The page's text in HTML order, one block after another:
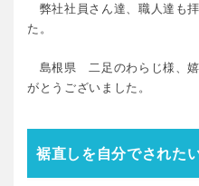
弊社社員さん達、職人達も
た。
島根県 二足のわらじ様、嬉
がとうございました。
裾直しを自分でされた